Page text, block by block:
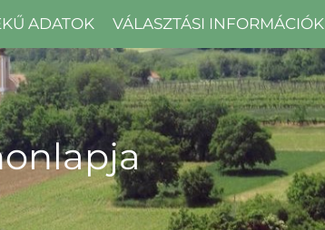
ADATOK VÁLASZTÁSI INFORMÁCIÓK